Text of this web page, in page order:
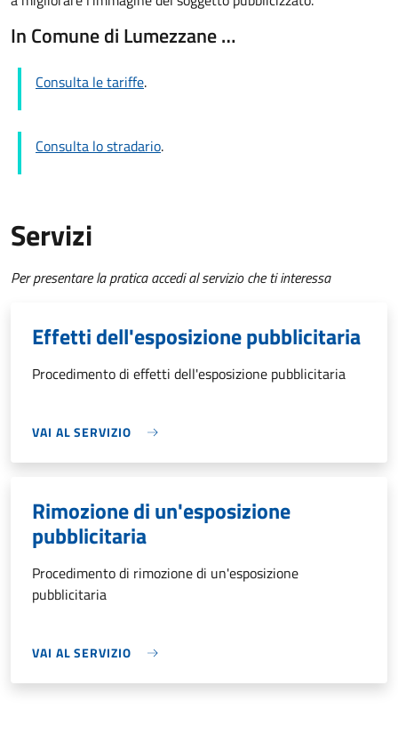
In Comune di Lumezzane …
Consulta le tariffe.
Consulta lo stradario.
Servizi
Per presentare la pratica accedi al servizio che ti interessa
Effetti dell'esposizione pubblicitaria
Procedimento di effetti dell'esposizione pubblicitaria
VAI AL SERVIZIO
Rimozione di un'esposizione
pubblicitaria
Procedimento di rimozione di un'esposizione
pubblicitaria
VAI AL SERVIZIO